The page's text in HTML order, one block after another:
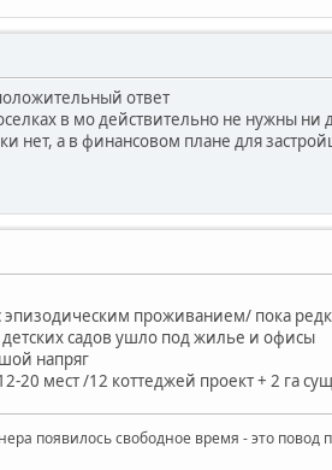
ответ
в мо действительно не нужны ни
нет, а в финансовом плане для
эпизодическим проживанием/ пока
садов ушло под жилье и офисы
напряг
20 мест /12 коттеджей проект + 2 га
появилось свободное время - это повод